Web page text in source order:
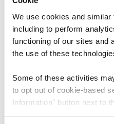
We use cookies and
including to perform
functioning of our sites and
the use of these
Some of these activities
to opt out of cookie-based
Information” button next to